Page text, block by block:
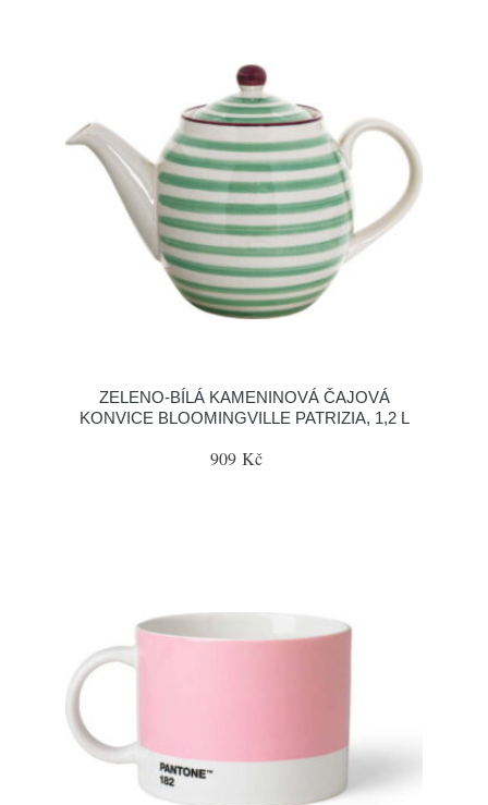
ZELENO-BÍLÁ KAMENINOVÁ ČAJOVÁ
KONVICE BLOOMINGVILLE PATRIZIA, 1,2 L
909 Kč